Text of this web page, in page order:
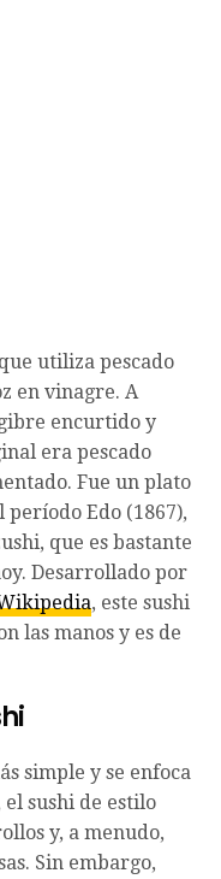
utiliza pescado
en vinagre. A
encurtido y
era pescado
Fue un plato
período Edo (1867),
que es bastante
Desarrollado por
, este sushi
las manos y es de
simple y se enfoca
el sushi de estilo
y, a menudo,
Sin embargo,